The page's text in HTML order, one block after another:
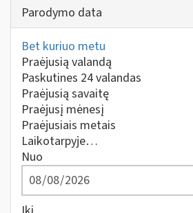
Parodymo data
Bet kuriuo metu
Praėjusią valandą
Paskutines 24 valandas
Praėjusią savaitę
Praėjusį mėnesį
Praėjusiais metais
Laikotarpyje…
Nuo